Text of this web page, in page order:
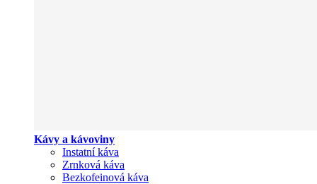
Kávy a kávoviny
Instatní káva
Zrnková káva
Bezkofeinová káva